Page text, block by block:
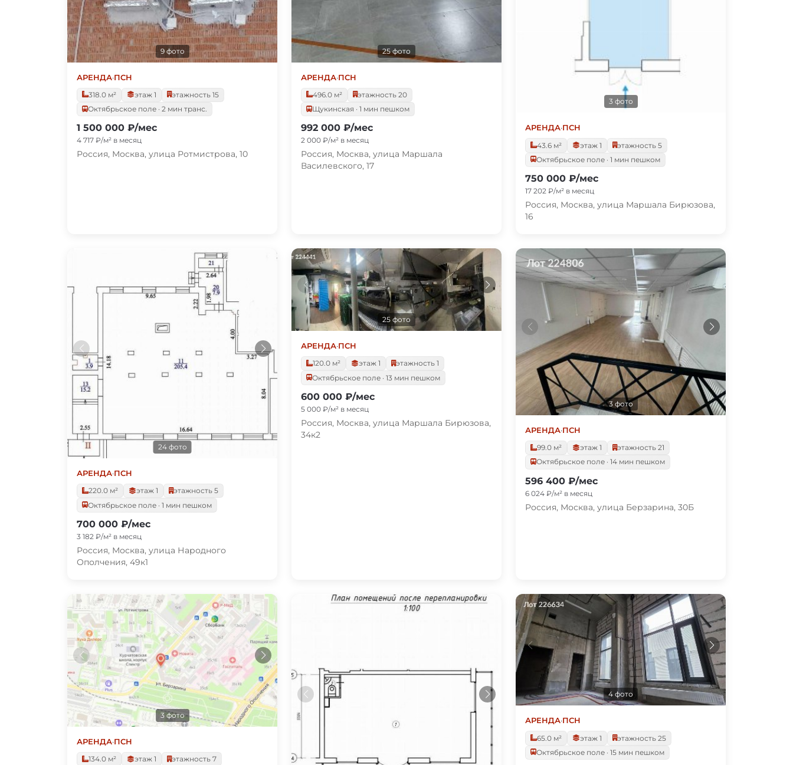
9 фото
АРЕНДА·ПСН
318.0 м²
этаж 1
этажность 15
Октябрьское поле · 2 мин транс.
1 500 000 ₽/мес
4 717 ₽/м² в месяц
Россия, Москва, улица Ротмистрова, 10
25 фото
АРЕНДА·ПСН
496.0 м²
этажность 20
Щукинская · 1 мин пешком
992 000 ₽/мес
2 000 ₽/м² в месяц
Россия, Москва, улица Маршала
Василевского, 17
3 фото
АРЕНДА·ПСН
43.6 м²
этаж 1
этажность 5
Октябрьское поле · 1 мин пешком
750 000 ₽/мес
17 202 ₽/м² в месяц
Россия, Москва, улица Маршала Бирюзова,
16
24 фото
АРЕНДА·ПСН
220.0 м²
этаж 1
этажность 5
Октябрьское поле · 1 мин пешком
700 000 ₽/мес
3 182 ₽/м² в месяц
Россия, Москва, улица Народного
Ополчения, 49к1
25 фото
АРЕНДА·ПСН
120.0 м²
этаж 1
этажность 1
Октябрьское поле · 13 мин пешком
600 000 ₽/мес
5 000 ₽/м² в месяц
Россия, Москва, улица Маршала Бирюзова,
34к2
3 фото
АРЕНДА·ПСН
99.0 м²
этаж 1
этажность 21
Октябрьское поле · 14 мин пешком
596 400 ₽/мес
6 024 ₽/м² в месяц
Россия, Москва, улица Берзарина, 30Б
3 фото
АРЕНДА·ПСН
134.0 м²
этаж 1
этажность 7
4 фото
АРЕНДА·ПСН
65.0 м²
этаж 1
этажность 25
Октябрьское поле · 15 мин пешком